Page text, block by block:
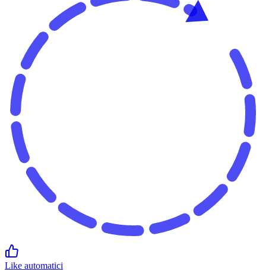
Like automatici